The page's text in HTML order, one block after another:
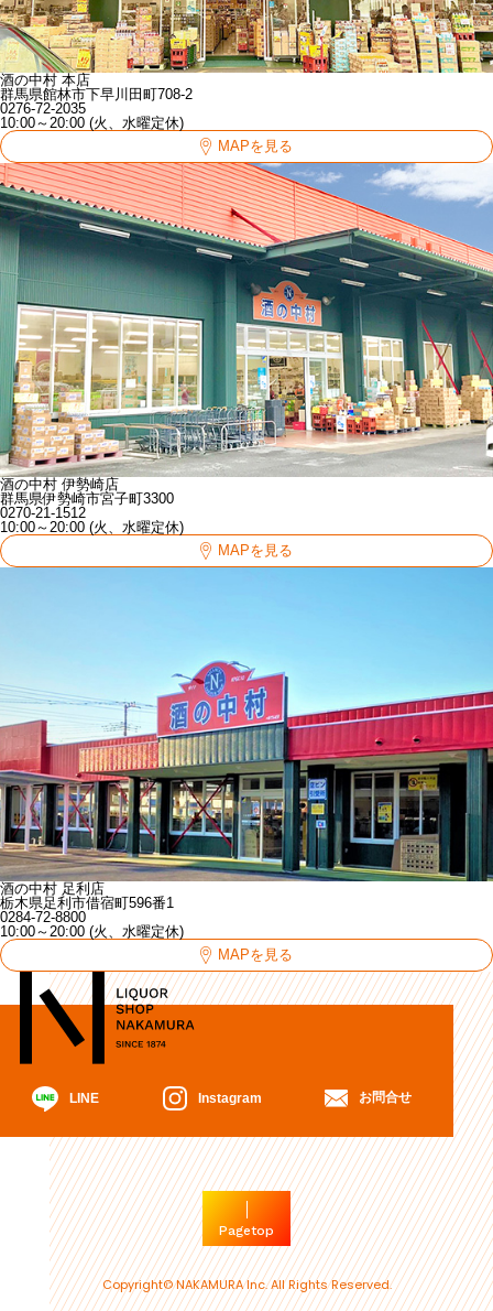
酒の中村 本店
群馬県館林市下早川田町708-2
0276-72-2035
10:00～20:00 (火、水曜定休)
MAPを見る
酒の中村 伊勢崎店
群馬県伊勢崎市宮子町3300
0270-21-1512
10:00～20:00 (火、水曜定休)
MAPを見る
酒の中村 足利店
栃木県足利市借宿町596番1
0284-72-8800
10:00～20:00 (火、水曜定休)
MAPを見る
LINE Instagram お問合せ
Pagetop
Copyright© NAKAMURA Inc. All Rights Reserved.